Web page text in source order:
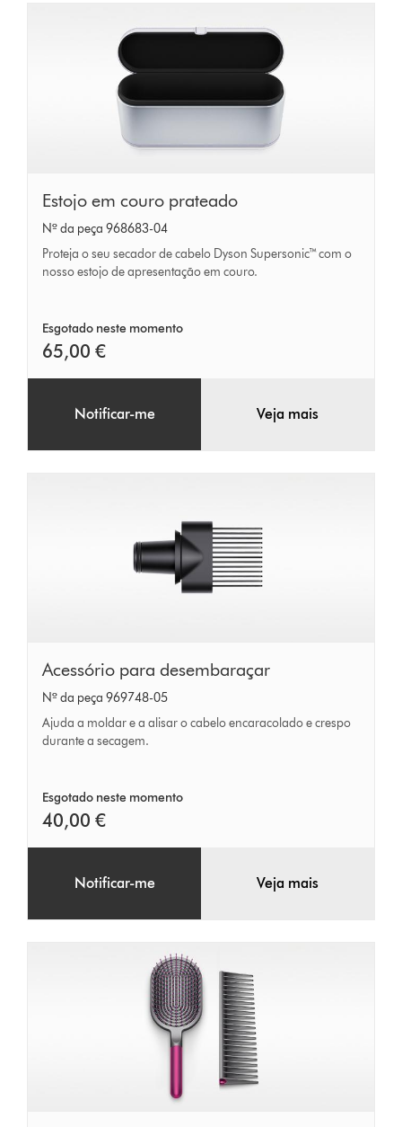
Estojo
em
couro
prateado
Estojo em couro prateado
Nº da peça 968683-04
Proteja o seu secador de cabelo Dyson Supersonic™ com o
nosso estojo de apresentação em couro.
Esgotado neste momento
65,00 €
Notificar-me Veja mais
Acessório
para
desembaraçar
Acessório para desembaraçar
Nº da peça 969748-05
Ajuda a moldar e a alisar o cabelo encaracolado e crespo
durante a secagem.
Esgotado neste momento
40,00 €
Notificar-me Veja mais